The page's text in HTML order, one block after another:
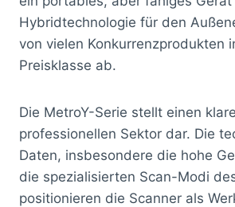
Hybridtechnologie für den
von vielen Konkurrenzprodukten
Preisklasse ab.
Die MetroY-Serie stellt einen
professionellen Sektor dar. Die
Daten, insbesondere die hohe
die spezialisierten Scan-Modi
positionieren die Scanner als